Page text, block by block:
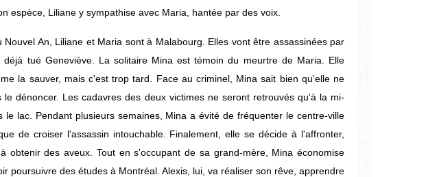
espèce, Liliane y sympathise avec Maria, hantée par des voix.
Nouvel An, Liliane et Maria sont à Malabourg. Elles vont être assassinées par
déjà tué Geneviève. La solitaire Mina est témoin du meurtre de Maria. Elle
la sauver, mais c'est trop tard. Face au criminel, Mina sait bien qu'elle ne
le dénoncer. Les cadavres des deux victimes ne seront retrouvés qu'à la mi-
le lac. Pendant plusieurs semaines, Mina a évité de fréquenter le centre-ville
de croiser l'assassin intouchable. Finalement, elle se décide à l'affronter,
obtenir des aveux. Tout en s'occupant de sa grand-mère, Mina économise
poursuivre des études à Montréal. Alexis, lui, va réaliser son rêve, apprendre